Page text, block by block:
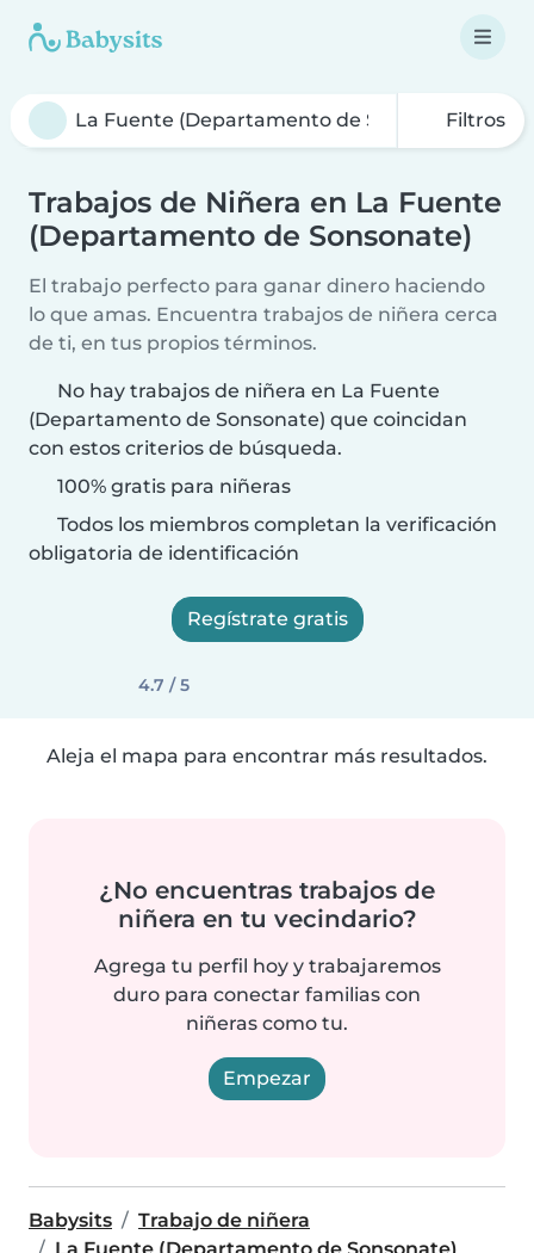
Filtros
Trabajos de Niñera en La Fuente
(Departamento de Sonsonate)
El trabajo perfecto para ganar dinero haciendo
lo que amas. Encuentra trabajos de niñera cerca
de ti, en tus propios términos.
No hay trabajos de niñera en La Fuente
(Departamento de Sonsonate) que coincidan
con estos criterios de búsqueda.
100% gratis para niñeras
Todos los miembros completan la verificación
obligatoria de identificación
Regístrate gratis
4.7 / 5
Aleja el mapa para encontrar más resultados.
¿No encuentras trabajos de
niñera en tu vecindario?
Agrega tu perfil hoy y trabajaremos
duro para conectar familias con
niñeras como tu.
Empezar
Babysits
Trabajo de niñera